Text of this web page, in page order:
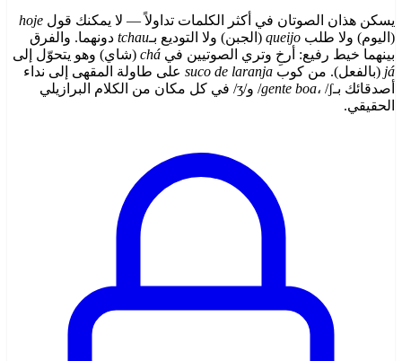
يسكن هذان الصوتان في أكثر الكلمات تداولاً — لا يمكنك قول hoje
(اليوم) ولا طلب queijo (الجبن) ولا التوديع بـtchau دونهما. والفرق
بينهما خيط رفيع: أرخِ وتري الصوتيين في chá (شاي) وهو يتحوّل إلى
já (بالفعل). من كوب suco de laranja على طاولة المقهى إلى نداء
أصدقائك بـ
gente boa
، /ʃ/ و/ʒ/ في كل مكان من الكلام البرازيلي
الحقيقي.